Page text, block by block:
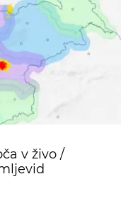
v živo /